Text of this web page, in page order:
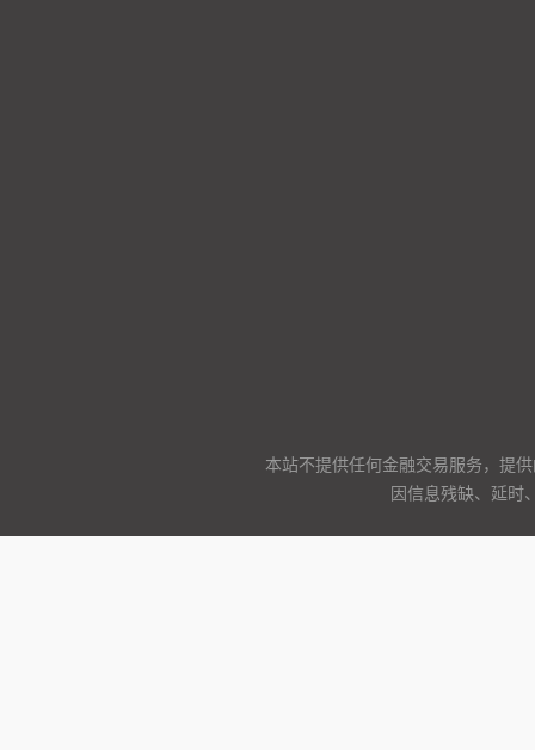
本站不提供任何金融交易服务，提
因信息残缺、延时